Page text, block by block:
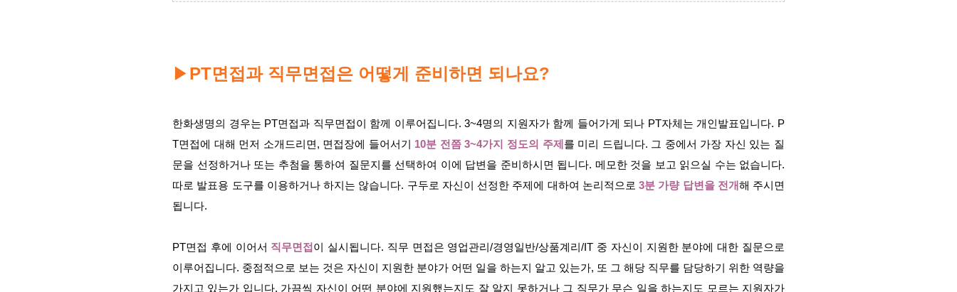
▶PT면접과 직무면접은 어떻게 준비하면 되나요?
한화생명의 경우는 PT면접과 직무면접이 함께 이루어집니다. 3~4명의 지원자가 함께 들어가게 되나 PT자체는 개인발표입니다. P
T면접에 대해 먼저 소개드리면, 면접장에 들어서기 10분 전쯤 3~4가지 정도의 주제 를 미리 드립니다. 그 중에서 가장 자신 있는 질
문을 선정하거나 또는 추첨을 통하여 질문지를 선택하여 이에 답변을 준비하시면 됩니다. 메모한 것을 보고 읽으실 수는 없습니다.
따로 발표용 도구를 이용하거나 하지는 않습니다. 구두로 자신이 선정한 주제에 대하여 논리적으로 3분 가량 답변을 전개해 주시면
됩니다.
PT면접 후에 이어서 직무면접 이 실시됩니다. 직무 면접은 영업관리/경영일반/상품계리/IT 중 자신이 지원한 분야에 대한 질문으로
이루어집니다. 중점적으로 보는 것은 자신이 지원한 분야가 어떤 일을 하는지 알고 있는가, 또 그 해당 직무를 담당하기 위한 역량을
가지고 있는가 입니다. 가끔씩 자신이 어떤 분야에 지원했는지도 잘 알지 못하거나 그 직무가 무슨 일을 하는지도 모르는 지원자가